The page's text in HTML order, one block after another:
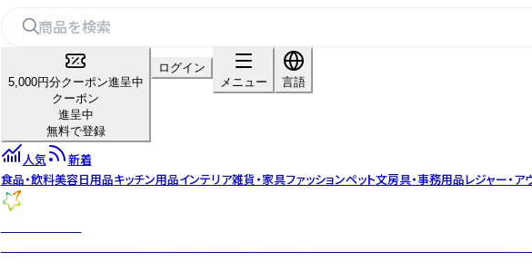
5,000円分クーポン進呈中
クーポン
進呈中
無料で登録
ログイン
メニュー
言語
人気
新着
食品・飲料美容日用品キッチン用品インテリア雑貨・家具ファッションペット文房具・事務用品レジャー・ア